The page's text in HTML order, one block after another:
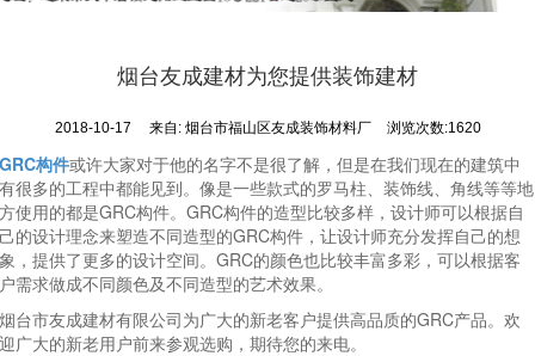
烟台友成建材为您提供装饰建材
2018-10-17 来自: 烟台市福山区友成装饰材料厂 浏览次数:1620
GRC构件或许大家对于他的名字不是很了解，但是在我们现在的建筑中
有很多的工程中都能见到。像是一些款式的罗马柱、装饰线、角线等等地
方使用的都是GRC构件。GRC构件的造型比较多样，设计师可以根据自
己的设计理念来塑造不同造型的GRC构件，让设计师充分发挥自己的想
象，提供了更多的设计空间。GRC的颜色也比较丰富多彩，可以根据客
户需求做成不同颜色及不同造型的艺术效果。
烟台市友成建材有限公司为广大的新老客户提供高品质的GRC产品。欢
迎广大的新老用户前来参观选购，期待您的来电。